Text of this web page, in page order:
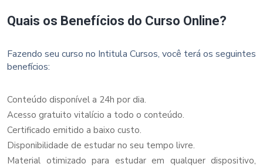
Quais os Benefícios do Curso Online?
Fazendo seu curso no Intitula Cursos, você terá os seguintes
benefícios:
Conteúdo disponível a 24h por dia.
Acesso gratuito vitalício a todo o conteúdo.
Certificado emitido a baixo custo.
Disponibilidade de estudar no seu tempo livre.
Material otimizado para estudar em qualquer dispositivo,